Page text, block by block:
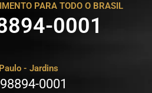
PARA TODO O BRASIL
0001
- Jardins
0001